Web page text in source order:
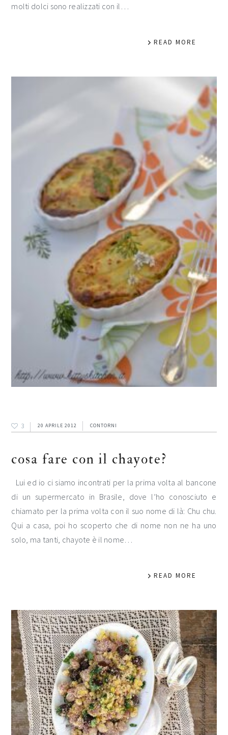
molti dolci sono realizzati con il…
READ MORE
3 20 APRILE 2012 CONTORNI
cosa fare con il chayote?
Lui ed io ci siamo incontrati per la prima volta al bancone
di un supermercato in Brasile, dove l’ho conosciuto e
chiamato per la prima volta con il suo nome di là: Chu chu.
Qui a casa, poi ho scoperto che di nome non ne ha uno
solo, ma tanti, chayote è il nome…
READ MORE